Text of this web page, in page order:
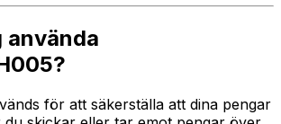
använda
för att säkerställa att dina pengar